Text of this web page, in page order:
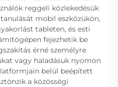
reggeli közlekedésük
mobil eszközükön,
tableten, és esti
fejezhetik be
érné személyre
vagy haladásuk nyomon
belül beépített
a közösségi